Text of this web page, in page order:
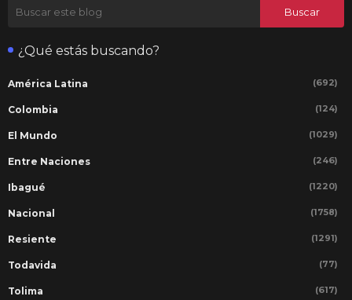
¿Qué estás buscando?
América Latina (692)
Colombia (124)
El Mundo (1029)
Entre Naciones (246)
Ibagué (1220)
Nacional (1758)
Resiente (1291)
Todavida (77)
Tolima (617)